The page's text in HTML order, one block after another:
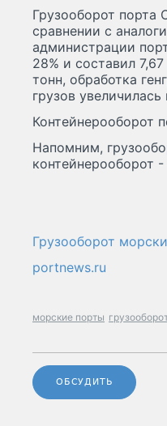
Грузооборот порта
сравнении с
администрации
28% и составил
тонн, обработка
грузов
Контейнерооборот
Напомним,
контейнерооборот -
Грузооборот
portnews.ru
морские порты
ОБСУДИТЬ